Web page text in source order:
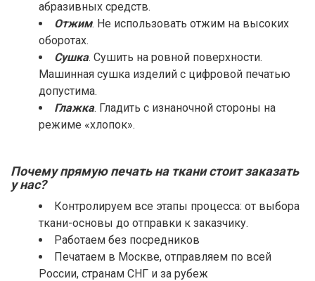
абразивных средств.
Отжим. Не использовать отжим на высоких
оборотах.
Сушка. Сушить на ровной поверхности.
Машинная сушка изделий с цифровой печатью
допустима.
Глажка. Гладить с изнаночной стороны на
режиме «хлопок».
Почему прямую печать на ткани стоит заказать
у нас?
Контролируем все этапы процесса: от выбора
ткани-основы до отправки к заказчику.
Работаем без посредников
Печатаем в Москве, отправляем по всей
России, странам СНГ и за рубеж